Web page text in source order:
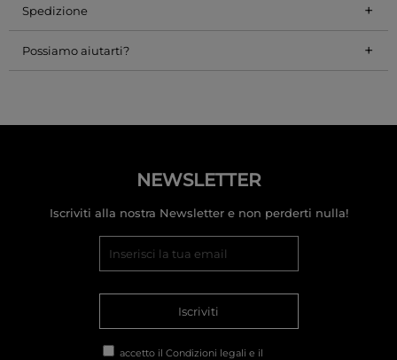
Spedizione +
Possiamo aiutarti? +
NEWSLETTER
Iscriviti alla nostra Newsletter e non perderti nulla!
Iscriviti
accetto il Condizioni legali e il